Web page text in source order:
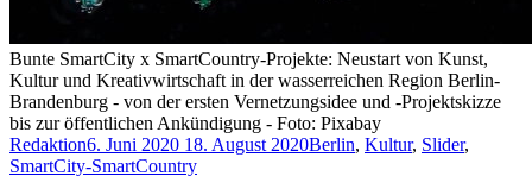
Bunte SmartCity x SmartCountry-Projekte: Neustart von Kunst,
Kultur und Kreativwirtschaft in der wasserreichen Region Berlin-
Brandenburg - von der ersten Vernetzungsidee und -Projektskizze
bis zur öffentlichen Ankündigung - Foto: Pixabay
Redaktion6. Juni 2020 18. August 2020Berlin, Kultur, Slider,
SmartCity-SmartCountry